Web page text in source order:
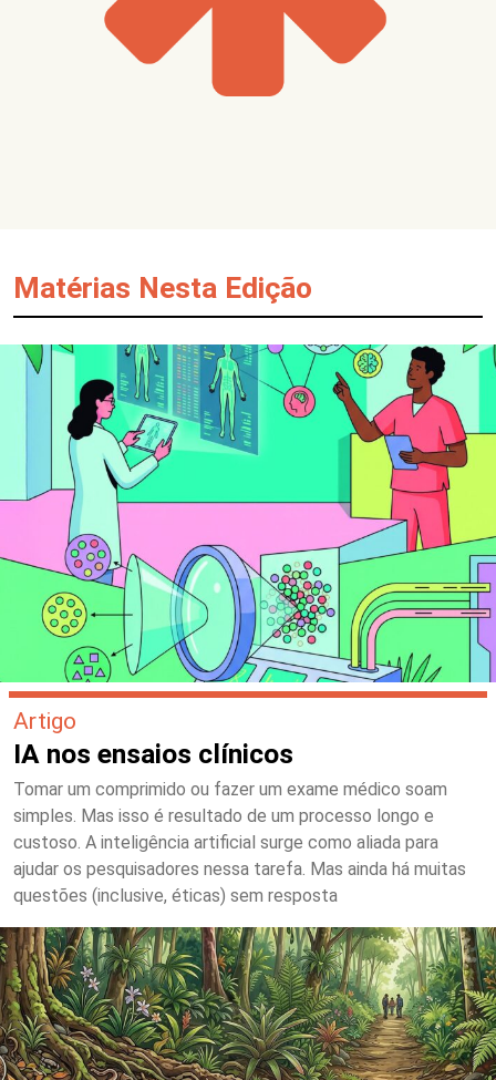
Matérias Nesta Edição
Artigo
IA nos ensaios clínicos
Tomar um comprimido ou fazer um exame médico soam
simples. Mas isso é resultado de um processo longo e
custoso. A inteligência artificial surge como aliada para
ajudar os pesquisadores nessa tarefa. Mas ainda há muitas
questões (inclusive, éticas) sem resposta